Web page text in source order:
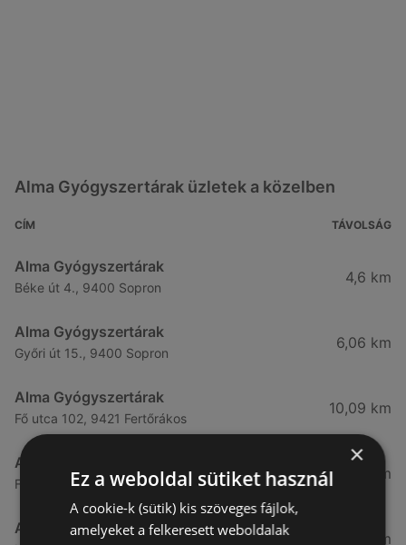
Alma Gyógyszertárak üzletek a közelben
CÍM TÁVOLSÁG
Alma Gyógyszertárak
Béke út 4., 9400 Sopron
4,6 km
Alma Gyógyszertárak
Győri út 15., 9400 Sopron
6,06 km
Alma Gyógyszertárak
Fő utca 102, 9421 Fertőrákos
10,09 km
Alma Gyógyszertárak
Fő Utca 102., 9421 Sopron
10,27 km
Alma Gyógyszertárak
21,83 km
×
Ez a weboldal sütiket használ
A cookie-k (sütik) kis szöveges fájlok,
amelyeket a felkeresett weboldalak